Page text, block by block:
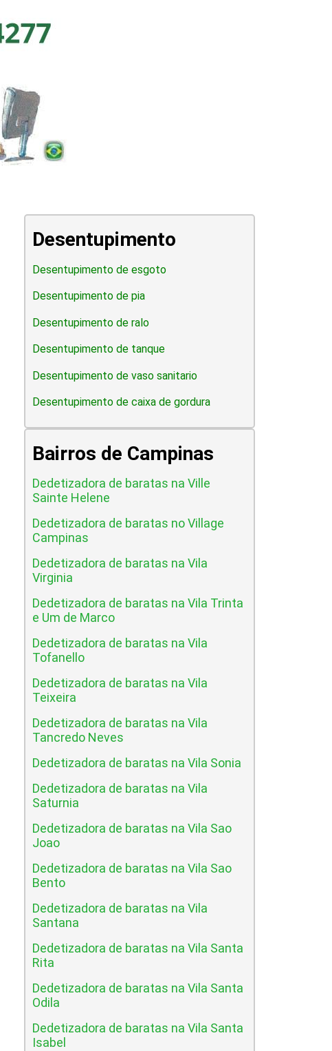
Desentupimento
Desentupimento de esgoto
Desentupimento de pia
Desentupimento de ralo
Desentupimento de tanque
Desentupimento de vaso sanitario
Desentupimento de caixa de gordura
Bairros de Campinas
Dedetizadora de baratas na Ville
Sainte Helene
Dedetizadora de baratas no Village
Campinas
Dedetizadora de baratas na Vila
Virginia
Dedetizadora de baratas na Vila Trinta
e Um de Marco
Dedetizadora de baratas na Vila
Tofanello
Dedetizadora de baratas na Vila
Teixeira
Dedetizadora de baratas na Vila
Tancredo Neves
Dedetizadora de baratas na Vila Sonia
Dedetizadora de baratas na Vila
Saturnia
Dedetizadora de baratas na Vila Sao
Joao
Dedetizadora de baratas na Vila Sao
Bento
Dedetizadora de baratas na Vila
Santana
Dedetizadora de baratas na Vila Santa
Rita
Dedetizadora de baratas na Vila Santa
Odila
Dedetizadora de baratas na Vila Santa
Isabel